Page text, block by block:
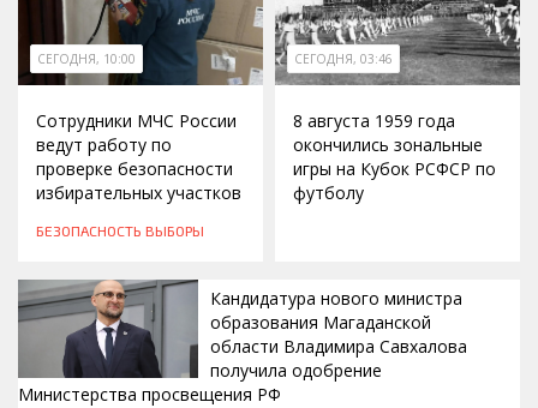
СЕГОДНЯ, 10:00
Сотрудники МЧС России
ведут работу по
проверке безопасности
избирательных участков
БЕЗОПАСНОСТЬ ВЫБОРЫ
СЕГОДНЯ, 03:46
8 августа 1959 года
окончились зональные
игры на Кубок РСФСР по
футболу
Кандидатура нового министра
образования Магаданской
области Владимира Савхалова
получила одобрение
Министерства просвещения РФ